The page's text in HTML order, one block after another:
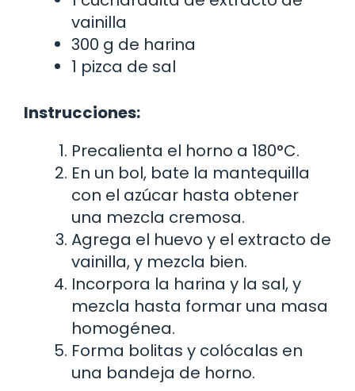
vainilla
300 g de harina
1 pizca de sal
Instrucciones:
Precalienta el horno a 180°C.
En un bol, bate la mantequilla
con el azúcar hasta obtener
una mezcla cremosa.
Agrega el huevo y el extracto de
vainilla, y mezcla bien.
Incorpora la harina y la sal, y
mezcla hasta formar una masa
homogénea.
Forma bolitas y colócalas en
una bandeja de horno.